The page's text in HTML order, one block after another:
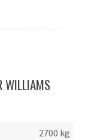
WILLIAMS
2700 kg